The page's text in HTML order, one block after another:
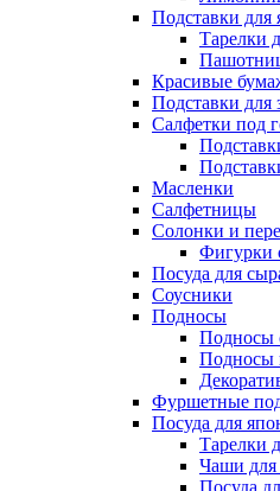
Подставки для
Тарелки
Красивые
Подставки для
Салфетки под
Масленки
Салфетницы
Солонки и
Фигурки
Посуда для
Соусники
Подносы
Подносы
Подносы
Фуршетные
Посуда для
Тарелки
Чаши для
Посуда